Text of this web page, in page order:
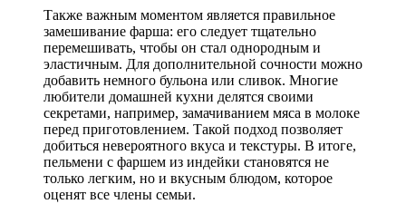
Также важным моментом является правильное
замешивание фарша: его следует тщательно
перемешивать, чтобы он стал однородным и
эластичным. Для дополнительной сочности можно
добавить немного бульона или сливок. Многие
любители домашней кухни делятся своими
секретами, например, замачиванием мяса в молоке
перед приготовлением. Такой подход позволяет
добиться невероятного вкуса и текстуры. В итоге,
пельмени с фаршем из индейки становятся не
только легким, но и вкусным блюдом, которое
оценят все члены семьи.